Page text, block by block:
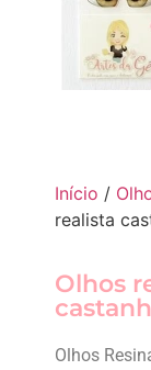
Início /
realista
Olhos
Olhos